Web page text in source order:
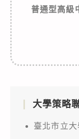
普通型高級
大學策略
臺北市立大